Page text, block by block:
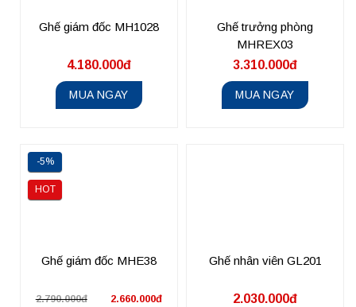
Ghế giám đốc MH1028
4.180.000đ
MUA NGAY
Ghế trưởng phòng
MHREX03
3.310.000đ
MUA NGAY
-5%
HOT
Ghế giám đốc MHE38
2.790.000đ 2.660.000đ
Ghế nhân viên GL201
2.030.000đ